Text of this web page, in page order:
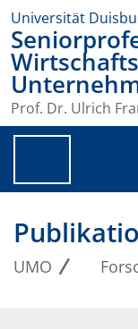
Universität
Prof. Dr. Ulrich
UMO